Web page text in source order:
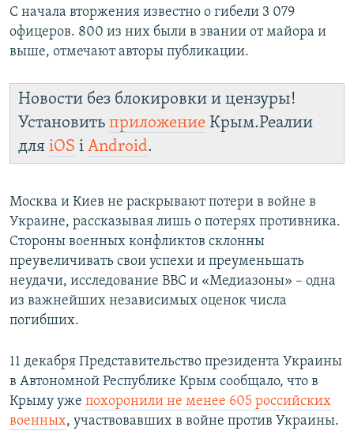
С начала вторжения известно о гибели 3 079
офицеров. 800 из них были в звании от майора и
выше, отмечают авторы публикации.
Новости без блокировки и цензуры!
Установить приложение Крым.Реалии
для iOS і Android.
Москва и Киев не раскрывают потери в войне в
Украине, рассказывая лишь о потерях противника.
Стороны военных конфликтов склонны
преувеличивать свои успехи и преуменьшать
неудачи, исследование BBC и «Медиазоны» – одна
из важнейших независимых оценок числа
погибших.
11 декабря Представительство президента Украины
в Автономной Республике Крым сообщало, что в
Крыму уже похоронили не менее 605 российских
военных, участвовавших в войне против Украины.